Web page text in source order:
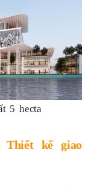
5 hecta
Thiết kế giao